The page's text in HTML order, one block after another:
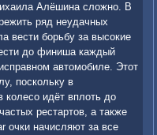
Алёшина сложно. В
ряд неудачных
вести борьбу за высокие
до финиша каждый
автомобиле. Этот
поскольку в
колесо идёт вплоть до
рестартов, а также
очки начисляют за все